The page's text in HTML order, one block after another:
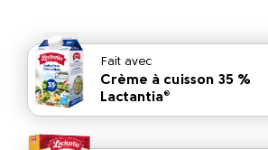
Fait avec
Crème à cuisson 35 %
Lactantia®